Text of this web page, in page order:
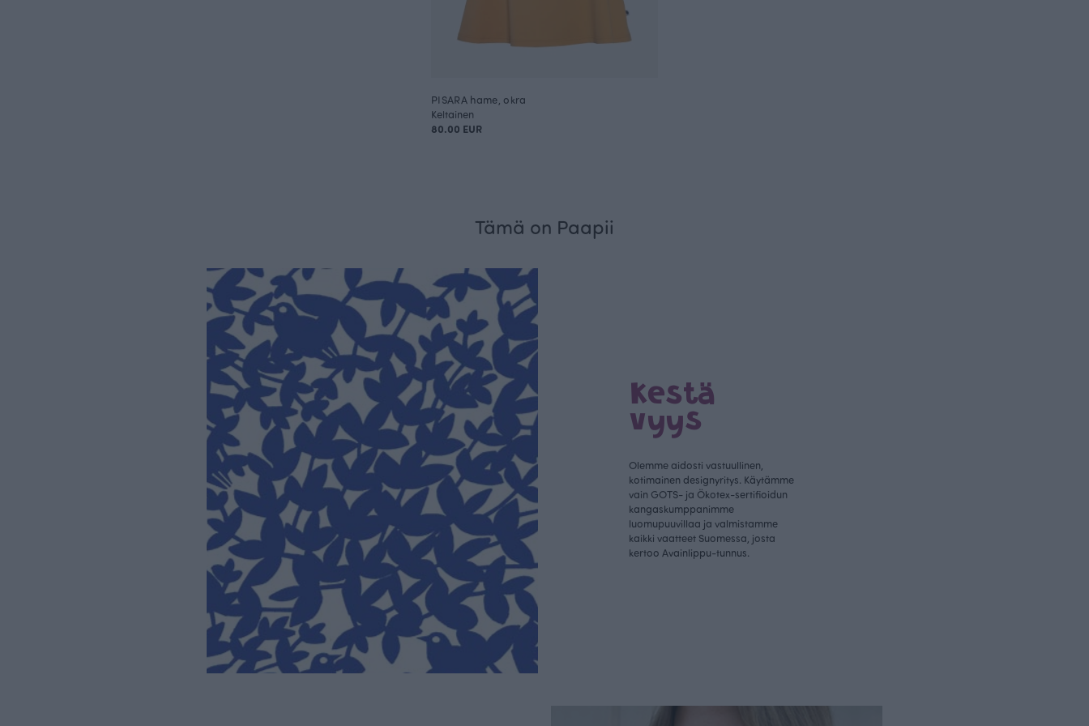
PISARA hame, okra
Keltainen
80.00 EUR
Tämä on Paapii
Kestä
vyys
Olemme aidosti vastuullinen,
kotimainen designyritys. Käytämme
vain GOTS- ja Ökotex-sertifioidun
kangaskumppanimme
luomupuuvillaa ja valmistamme
kaikki vaatteet Suomessa, josta
kertoo Avainlippu-tunnus.